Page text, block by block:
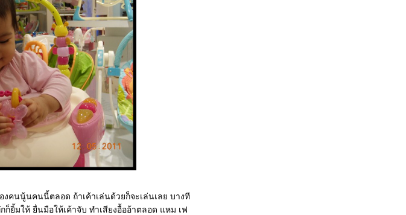
คนนู้นคนนี้ตลอด ถ้าเค้าเล่นด้วยก็จะเล่นเลย บางที
ยิ้มให้ ยื่นมือให้เค้าจับ ทำเสียงอื้ออ้าตลอด แหม เฟ